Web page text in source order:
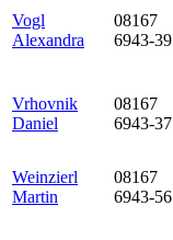
Vogl
Alexandra
08167
6943-39
Vrhovnik
Daniel
08167
6943-37
Weinzierl
Martin
08167
6943-56